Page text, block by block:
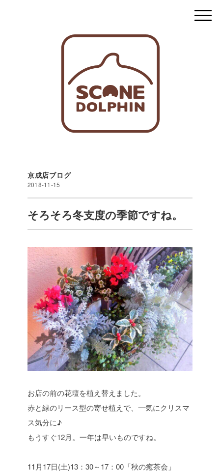
京成店ブログ
2018-11-15
そろそろ冬支度の季節ですね。
お店の前の花壇を植え替えました。
赤と緑のリース型の寄せ植えで、一気にクリスマ
ス気分に♪
もうすぐ12月。一年は早いものですね。
11月17日(土)13：30～17：00「秋の癒茶会」